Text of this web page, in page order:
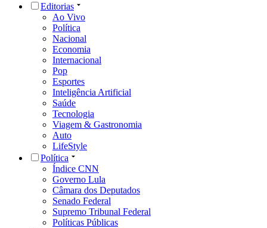
Editorias
Ao Vivo
Política
Nacional
Economia
Internacional
Pop
Esportes
Inteligência Artificial
Saúde
Tecnologia
Viagem & Gastronomia
Auto
LifeStyle
Política
Índice CNN
Governo Lula
Câmara dos Deputados
Senado Federal
Supremo Tribunal Federal
Políticas Públicas